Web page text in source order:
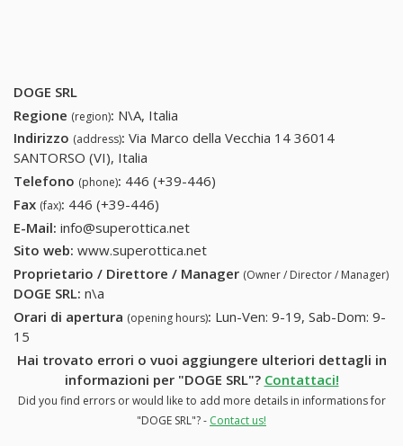
DOGE SRL
Regione (region): N\A, Italia
Indirizzo (address): Via Marco della Vecchia 14 36014
SANTORSO (VI), Italia
Telefono (phone): 446 (+39-446)
Fax (fax): 446 (+39-446)
E-Mail: info@superottica.net
Sito web: www.superottica.net
Proprietario / Direttore / Manager (Owner / Director / Manager)
DOGE SRL: n\a
Orari di apertura (opening hours): Lun-Ven: 9-19, Sab-Dom: 9-
15
Hai trovato errori o vuoi aggiungere ulteriori dettagli in
informazioni per "DOGE SRL"? Contattaci!
Did you find errors or would like to add more details in informations for
"DOGE SRL"? - Contact us!